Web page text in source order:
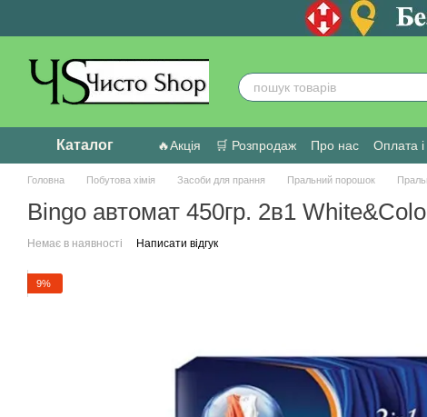
Каталог 🔥Акція 🛒 Розпродаж Про нас Оплата і
Головна Побутова хімія Засоби для прання Пральний порошок
Bingo автомат 450гр. 2в1
Немає в наявності Написати відгук
9%